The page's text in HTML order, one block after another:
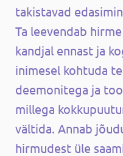
takistavad
Ta leevendab
kandjal ennast ja
inimesel kohtuda
deemonitega ja
millega
vältida. Annab
hirmudest üle